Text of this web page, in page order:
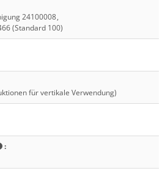
24100008,
(Standard 100)
für vertikale Verwendung)
: